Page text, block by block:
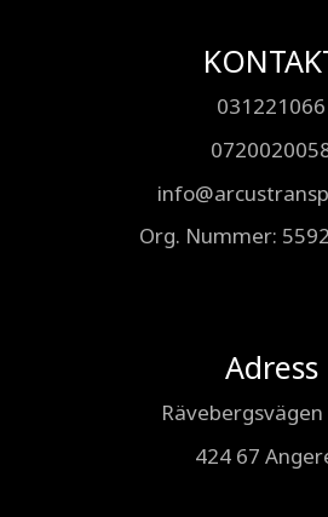
031221066
Org. Nummer:
Adress
424 67